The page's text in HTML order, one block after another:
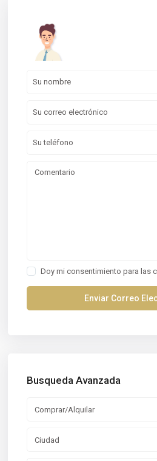
Doy mi consentimiento para las
Busqueda Avanzada
Comprar/Alquilar
Ciudad